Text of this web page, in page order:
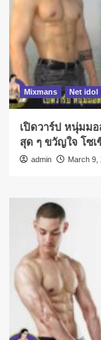
Mixmans Net idol
เปิดวาร์ป หนุ่มม
สุด ๆ ขวัญใจ โซเ
admin March 9,